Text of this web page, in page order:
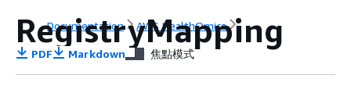
Documentation AWS HealthOmics
RegistryMapping
PDF Markdown 焦點模式